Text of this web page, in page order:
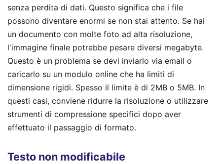
senza perdita di dati. Questo significa che i file
possono diventare enormi se non stai attento. Se hai
un documento con molte foto ad alta risoluzione,
l'immagine finale potrebbe pesare diversi megabyte.
Questo è un problema se devi inviarlo via email o
caricarlo su un modulo online che ha limiti di
dimensione rigidi. Spesso il limite è di 2MB o 5MB. In
questi casi, conviene ridurre la risoluzione o utilizzare
strumenti di compressione specifici dopo aver
effettuato il passaggio di formato.
Testo non modificabile